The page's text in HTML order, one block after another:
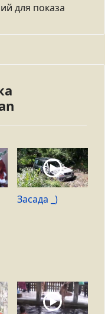
для показа
Засада _)